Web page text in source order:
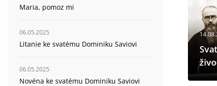
Maria, pomoz mi
06.05.2025
Litanie ke svatému Dominiku Saviovi
06.05.2025
Novéna ke svatému Dominiku Saviovi